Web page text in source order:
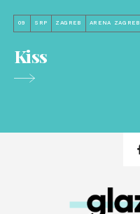
09 SRP ZAGREB ARENA ZAGREB
Kiss